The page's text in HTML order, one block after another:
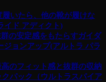
いたら、他の靴が履けな
イド アディクト)
の安定感をもたらすガイダ
ジョンアップ(アルトラ パラ
のフィット感と抜群の収納
パック（ウルトラスパイア